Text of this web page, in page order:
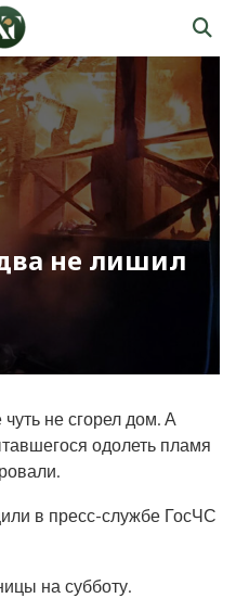
не лишил
не сгорел дом. А
одолеть пламя
в пресс-службе ГосЧС
на субботу.